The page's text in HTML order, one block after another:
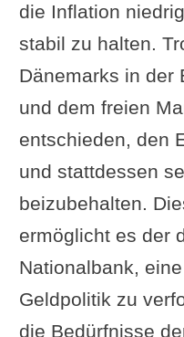
die Inflation
stabil zu halten.
Dänemarks in der
und dem freien
entschieden, den
und stattdessen
beizubehalten.
ermöglicht es der
Nationalbank,
Geldpolitik zu
die Bedürfnisse